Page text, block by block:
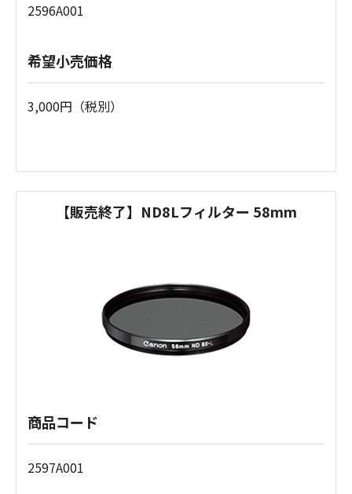
2596A001
希望小売価格
3,000円（税別）
【販売終了】ND8Lフィルター 58mm
商品コード
2597A001